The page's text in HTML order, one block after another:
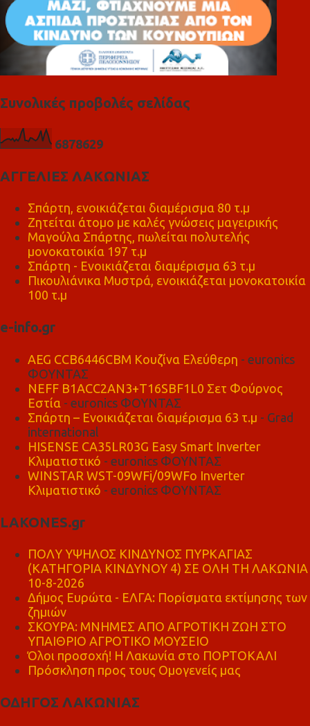
Συνολικές προβολές σελίδας
6878629
ΑΓΓΕΛΙΕΣ ΛΑΚΩΝΙΑΣ
Σπάρτη, ενοικιάζεται διαμέρισμα 80 τ.μ
Ζητείται άτομο με καλές γνώσεις μαγειρικής
Μαγούλα Σπάρτης, πωλείται πολυτελής
μονοκατοικία 197 τ.μ
Σπάρτη - Ενοικιάζεται διαμέρισμα 63 τ.μ
Πικουλιάνικα Μυστρά, ενοικιάζεται μονοκατοικία
100 τ.μ
e-info.gr
AEG CCB6446CBM Κουζίνα Ελεύθερη - euronics
ΦΟΥΝΤΑΣ
NEFF B1ACC2AN3+T16SBF1L0 Σετ Φούρνος
Εστία - euronics ΦΟΥΝΤΑΣ
Σπάρτη – Ενοικιάζεται διαμέρισμα 63 τ.μ - Grad
international
HISENSE CA35LR03G Easy Smart Inverter
Κλιματιστικό - euronics ΦΟΥΝΤΑΣ
WINSTAR WST-09WFi/09WFo Inverter
Κλιματιστικό - euronics ΦΟΥΝΤΑΣ
LAKONES.gr
ΠΟΛΥ ΥΨΗΛΟΣ ΚΙΝΔΥΝΟΣ ΠΥΡΚΑΓΙΑΣ
(ΚΑΤΗΓΟΡΙΑ ΚΙΝΔΥΝΟΥ 4) ΣΕ ΟΛΗ ΤΗ ΛΑΚΩΝΙΑ
10-8-2026
Δήμος Ευρώτα - ΕΛΓΑ: Πορίσματα εκτίμησης των
ζημιών
ΣΚΟΥΡΑ: ΜΝΗΜΕΣ ΑΠΟ ΑΓΡΟΤΙΚΗ ΖΩΗ ΣΤΟ
ΥΠΑΙΘΡΙΟ ΑΓΡΟΤΙΚΟ ΜΟΥΣΕΙΟ
Όλοι προσοχή! Η Λακωνία στο ΠΟΡΤΟΚΑΛΙ
Πρόσκληση προς τους Ομογενείς μας
ΟΔΗΓΟΣ ΛΑΚΩΝΙΑΣ